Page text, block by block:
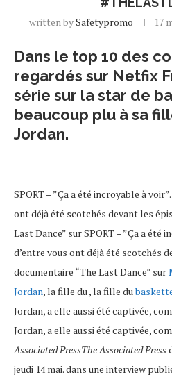
written bySafetypromo 17
Dans le top 10 des
regardés sur Netfix
série sur la star de
beaucoup plu à sa
Jordan.
SPORT – ”Ça a été incroyable à
ont déjà été scotchés devant les
Last Dance” sur SPORT – ”Ça a été
d’entre vous ont déjà été scotchés
documentaire “The Last Dance” sur
Jordan, la fille du , la fille du
Jordan, a elle aussi été captivée,
Jordan, a elle aussi été captivée,
Associated PressThe Associated Press
jeudi 14 mai. dans une interview